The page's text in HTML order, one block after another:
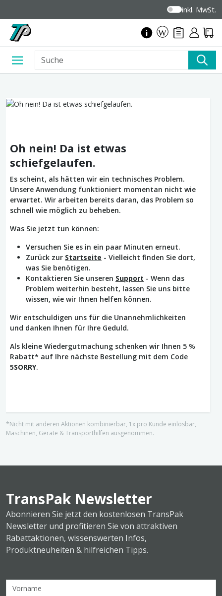
inkl. MwSt.
Oh nein! Da ist etwas
schiefgelaufen.
Es scheint, als hätten wir ein technisches Problem.
Unsere Anwendung funktioniert momentan nicht wie
erwartet. Wir arbeiten bereits daran, das Problem so
schnell wie möglich zu beheben.
Was Sie jetzt tun können:
Versuchen Sie es in ein paar Minuten erneut.
Zurück zur Startseite - Vielleicht finden Sie dort,
was Sie benötigen.
Kontaktieren Sie unseren Support - Wenn das
Problem weiterhin besteht, lassen Sie uns bitte
wissen, wie wir Ihnen helfen können.
Wir entschuldigen uns für die Unannehmlichkeiten
und danken Ihnen für Ihre Geduld.
Als kleine Wiedergutmachung schenken wir Ihnen 5 %
Rabatt* auf Ihre nächste Bestellung mit dem Code
5SORRY.
*Nicht mit anderen Aktionen kombinierbar, 1x pro Kunde einlösbar,
Maschinen, Geräte & Transporthilfen ausgenommen.
TransPak Newsletter
Abonnieren Sie jetzt den kostenlosen TransPak
Newsletter und profitieren Sie von attraktiven
Rabattaktionen, wissenswerten Infos,
Produktneuheiten & hilfreichen Tipps.